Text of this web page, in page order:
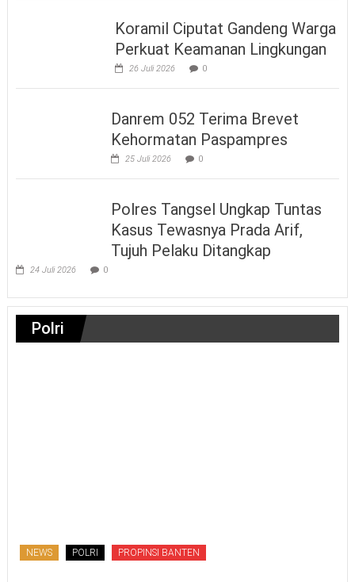
Koramil Ciputat Gandeng Warga
Perkuat Keamanan Lingkungan
26 Juli 2026 0
Danrem 052 Terima Brevet
Kehormatan Paspampres
25 Juli 2026 0
Polres Tangsel Ungkap Tuntas
Kasus Tewasnya Prada Arif,
Tujuh Pelaku Ditangkap
24 Juli 2026 0
Polri
NEWS POLRI PROPINSI BANTEN